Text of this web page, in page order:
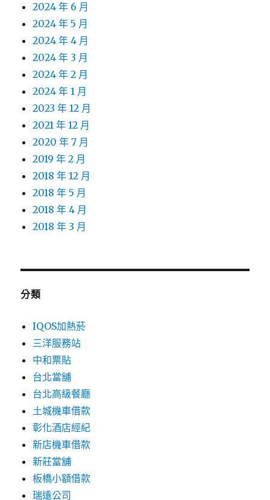
2024 年 6 月
2024 年 5 月
2024 年 4 月
2024 年 3 月
2024 年 2 月
2024 年 1 月
2023 年 12 月
2021 年 12 月
2020 年 7 月
2019 年 2 月
2018 年 12 月
2018 年 5 月
2018 年 4 月
2018 年 3 月
分類
IQOS加熱菸
三洋服務站
中和票貼
台北當舖
台北高級餐廳
土城機車借款
彰化酒店經紀
新店機車借款
新莊當舖
板橋小額借款
瑞遠公司